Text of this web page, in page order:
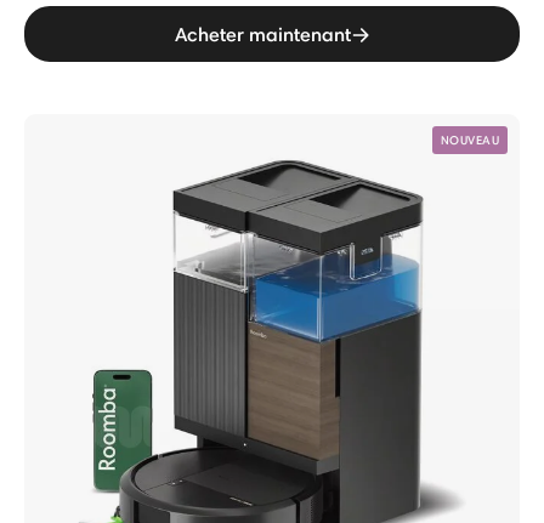
Acheter maintenant
NOUVEAU